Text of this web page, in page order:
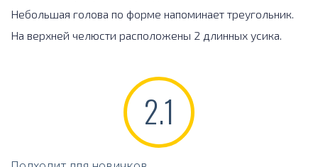
Небольшая голова по форме напоминает треугольник.
На верхней челюсти расположены 2 длинных усика.
2.1